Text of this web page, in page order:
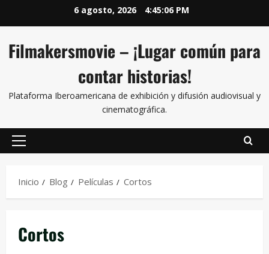
6 agosto, 2026 4:45:07 PM
Filmakersmovie – ¡Lugar común para
contar historias!
Plataforma Iberoamericana de exhibición y difusión audiovisual y
cinematográfica.
Inicio Blog Películas Cortos
Cortos